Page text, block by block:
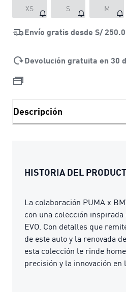
XS S M
Envío gratis desde S/
Devolución gratuita en 30
Descripción
HISTORIA DEL
La colaboración PUMA x
con una colección inspirada
EVO. Con detalles que
de este auto y la renovada
esta colección le rinde
precisión y la innovación en